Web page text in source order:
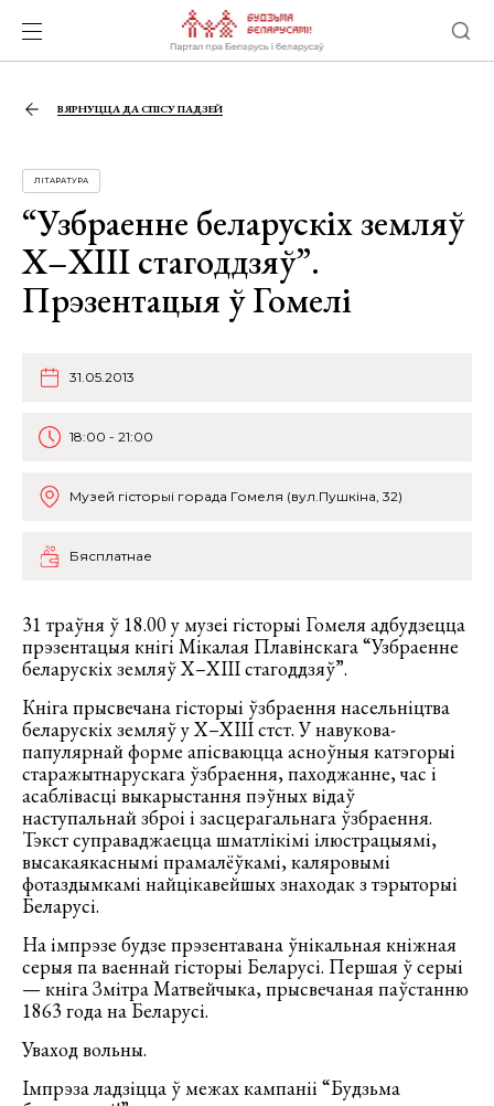
ВЯРНУЦЦА ДА СПІСУ ПАДЗЕЙ
ЛІТАРАТУРА
“Узбраенне беларускіх земляў
Х–ХIII стагоддзяў”.
Прэзентацыя ў Гомелі
31.05.2013
18:00 - 21:00
Музей гісторыі горада Гомеля (вул.Пушкіна, 32)
Бясплатнае
31 траўня ў 18.00 у музеі гісторыі Гомеля адбудзецца
прэзентацыя кнігі Мікалая Плавінскага “Узбраенне
беларускіх земляў Х–ХIII стагоддзяў”.
Кніга прысвечана гісторыі ўзбраення насельніцтва
беларускіх земляў у Х–ХІІІ стст. У навукова-
папулярнай форме апісваюцца асноўныя катэгорыі
старажытнарускага ўзбраення, паходжанне, час і
асаблівасці выкарыстання пэўных відаў
наступальнай зброі і засцерагальнага ўзбраення.
Тэкст суправаджаецца шматлікімі ілюстрацыямі,
высакаякаснымі прамалёўкамі, каляровымі
фотаздымкамі найцікавейшых знаходак з тэрыторыі
Беларусі.
На імпрэзе будзе прэзентавана ўнікальная кніжная
серыя па ваеннай гісторыі Беларусі. Першая ў серыі
— кніга Змітра Матвейчыка, прысвечаная паўстанню
1863 года на Беларусі.
Уваход вольны.
Імпрэза ладзіцца ў межах кампаніі “Будзьма